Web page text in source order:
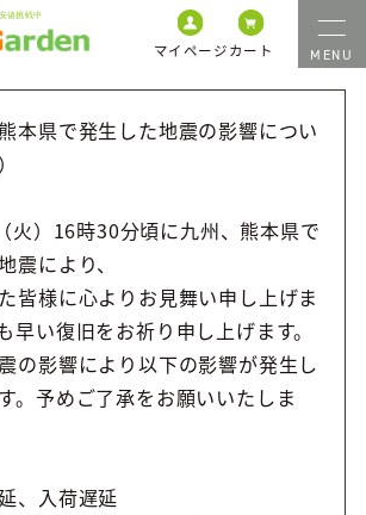
マイページカート
本県で発生した地震の影響につい
火）16時30分頃に九州、熊本県で
震により、
皆様に心よりお見舞い申し上げま
早い復旧をお祈り申し上げます。
の影響により以下の影響が発生し
。予めご了承をお願いいたしま
、入荷遅延